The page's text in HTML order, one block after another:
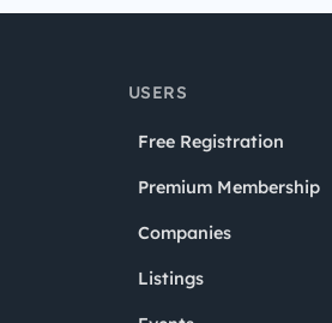
USERS
Free Registration
Premium Membership
Companies
Listings